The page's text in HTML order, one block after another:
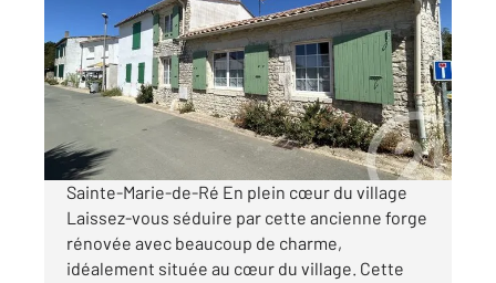
Ref : 18556
Maison à vendre
629 300 €
Visiter le site dédié
Sainte-Marie-de-Ré En plein cœur du village
Laissez-vous séduire par cette ancienne forge
rénovée avec beaucoup de charme,
idéalement située au cœur du village. Cette